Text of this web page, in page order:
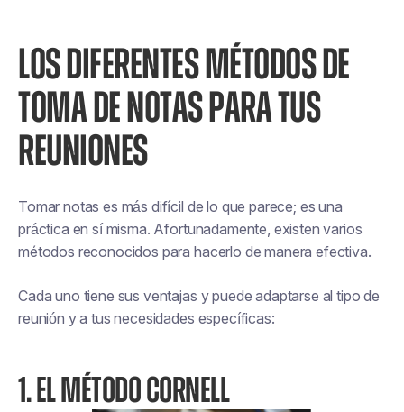
LOS DIFERENTES MÉTODOS DE
TOMA DE NOTAS PARA TUS
REUNIONES
Tomar notas es más difícil de lo que parece; es una
práctica en sí misma. Afortunadamente, existen varios
métodos reconocidos para hacerlo de manera efectiva.
Cada uno tiene sus ventajas y puede adaptarse al tipo de
reunión y a tus necesidades específicas:
1. EL MÉTODO CORNELL